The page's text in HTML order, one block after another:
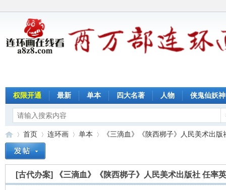
权限开通 最新 单本 四大名著 人物 侠鬼仙妖神
»
首页
›
连环画
›
单本 《三滴血》《陕西梆子》人民美术出
[古代办案] 《三滴血》《陕西梆子》人民美术出版社 任率英